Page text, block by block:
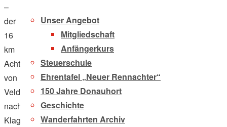
Unser Angebot
Mitgliedschaft
Anfängerkurs
Steuerschule
Ehrentafel „Neuer Rennachter“
150 Jahre Donauhort
Geschichte
Wanderfahrten Archiv
–
der
16
km
Achterregatta
von
Velden
nach
Klagenfurt